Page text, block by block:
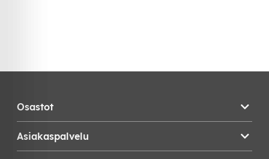
Osastot
Asiakaspalvelu